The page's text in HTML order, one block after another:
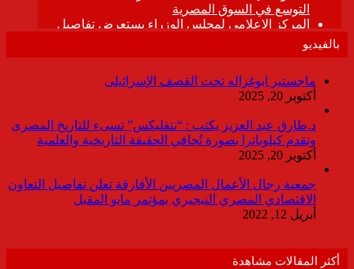
بالفيديو
ماجستير ابوغزاله تحت القصف الإسرائيلى
أكتوبر 20, 2025
د.طارق عبد العزيز يكتب : “نتفليكس” تسىء للتاريخ المصرى
وتقدم كيلوباترا بصورة تُجافي الحقيقة التاريخية والعلمية
أكتوبر 20, 2025
جمعية رجال الأعمال المصريين الأفارقة تعلن تفاصيل التعاون
الاقتصادي المصري النيجيري بمؤتمر مايو المقبل
أبريل 12, 2022
أكثر المقالات مشاهدة